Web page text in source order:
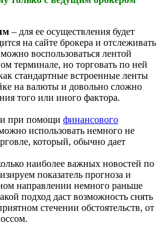
– для ее осуществления будет
на сайте брокера и отслеживать
воспользоваться лентой
терминале, но торговать по ней
стандартные встроенные ленты
на валюты и довольно сложно
того или иного фактора.
и при помощи финансового
использовать немного не
который, обычно дает
наиболее важных новостей по
показатель прогноза и
направлении немного раньше
подход даст возможность снять
стечении обстоятельств, от